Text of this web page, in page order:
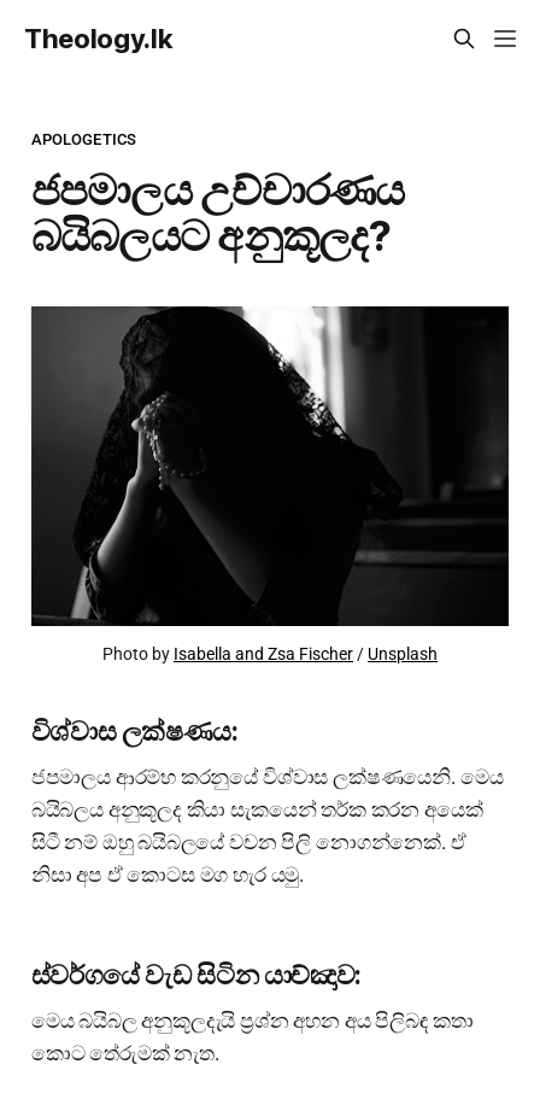
Theology.lk
APOLOGETICS
ජපමාලය උච්චාරණය
බයිබලයට අනුකූලද?
Photo by Isabella and Zsa Fischer / Unsplash
විශ්වාස ලක්ෂණය:
ජපමාලය ආරම්භ කරනුයේ විශ්වාස ලක්ෂණයෙනි. මෙය
බයිබලය අනුකූලද කියා සැකයෙන් තර්ක කරන අයෙක්
සිටී නම් ඔහු බයිබලයේ වචන පිලි නොගන්නෙක්. ඒ
නිසා අප ඒ කොටස මග හැර යමු.
ස්වර්ගයේ වැඩ සිටින යාච්ඤාව:
මෙය බයිබල අනුකූලදැයි ප්‍රශ්න අහන අය පිලිබඳ කතා
කොට තේරුමක් නැත.